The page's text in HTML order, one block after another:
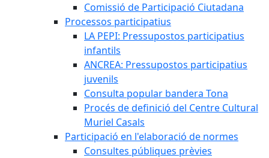
Comissió de Participació Ciutadana
Processos participatius
LA PEPI: Pressupostos participatius
infantils
ANCREA: Pressupostos participatius
juvenils
Consulta popular bandera Tona
Procés de definició del Centre Cultural
Muriel Casals
Participació en l'elaboració de normes
Consultes públiques prèvies